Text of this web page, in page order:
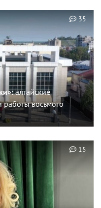
алтайские
работы восьмого
35
15